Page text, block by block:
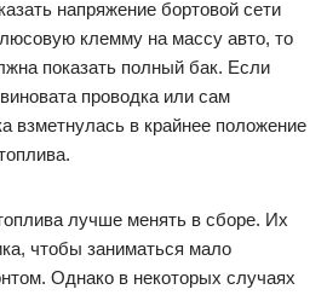
напряжение бортовой сети
клемму на массу авто, то
показать полный бак. Если
проводка или сам
взметнулась в крайнее положение
лучше менять в сборе. Их
чтобы заниматься мало
Однако в некоторых случаях